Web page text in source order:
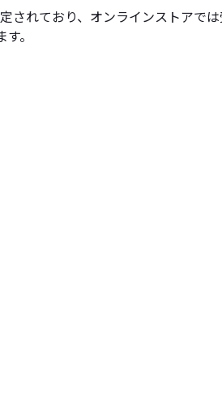
れており、オンラインストアでは
。